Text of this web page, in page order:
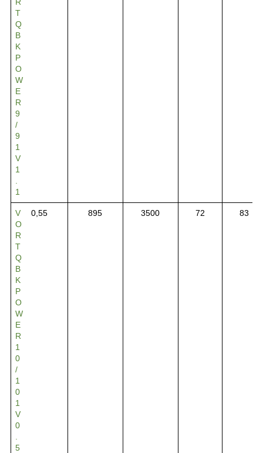
T
Q
B
K
P
O
W
E
R
9
/
9
1
V
1
1
V
O
R
T
Q
B
K
P
O
W
E
R
1
0
/
1
0
1
V
0
5
0,55 895 3500 72 83